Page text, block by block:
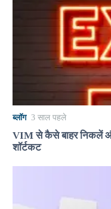
ब्लॉग 3 साल पहले
VIM से कैसे बाहर निकलें
शॉर्टकट